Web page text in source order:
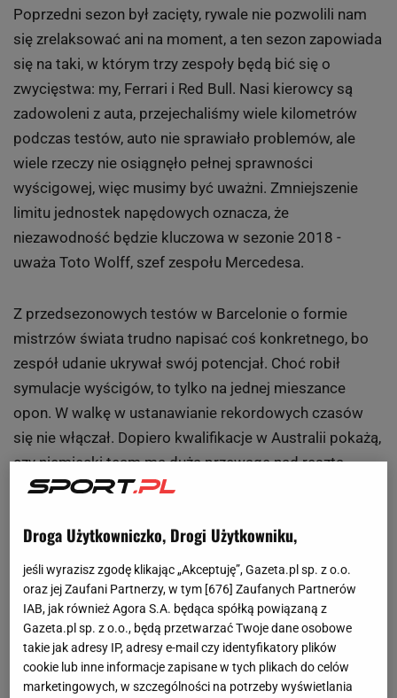
Poprzedni sezon był zacięty, rywale nie pozwolili nam
się zrelaksować ani na moment, a ten sezon zapowiada
się na taki, w którym trzy zespoły będą bić się o
zwycięstwa: my, Ferrari i Red Bull. Nasi kierowcy są
zadowoleni z auta, przejechaliśmy wiele kilometrów
podczas testów, auto nie sprawiało problemów, ale
wiele rzeczy nie osiągnęło pełnej sprawności
wyścigowej, więc musimy być uważni. Zmniejszenie
limitu jednostek napędowych oznacza, że
niezawodność będzie kluczowa w sezonie 2018 -
uważa Toto Wolff, szef zespołu Mercedesa.
Z przedsezonowych testów w Barcelonie o formie
mistrzów świata trudno napisać coś konkretnego, bo
zespół udanie ukrywał swój potencjał. Choć robił
symulacje wyścigów, to tylko na jednej mieszance
opon. W walkę w ustanawianie rekordowych czasów
się nie włączał. Dopiero kwalifikacje w Australii pokażą,
czy niemiecki team ma dużą przewagę nad resztą
stawki.
Poprzedni sezon pokazał, że z Mercedesem da się
wygrywać i to rywale są winni temu, że walka o tytuł nie
była do samego końca zacięta. Według tego, co mówią
kierowcy Mercedes odrobił jednak lekcje z
poprzedniego sezonu. Lewis Hamilton uważa, że auto
jest zdecydowanie lepsze od zeszłorocznego, na które
sporo narzekał. Brytyjczyk celuje w piąty tytuł
Droga Użytkowniczko, Drogi Użytkowniku,
jeśli wyrazisz zgodę klikając „Akceptuję”, Gazeta.pl sp. z o.o.
oraz jej Zaufani Partnerzy, w tym [676] Zaufanych Partnerów
IAB, jak również Agora S.A. będąca spółką powiązaną z
Gazeta.pl sp. z o.o., będą przetwarzać Twoje dane osobowe
takie jak adresy IP, adresy e-mail czy identyfikatory plików
cookie lub inne informacje zapisane w tych plikach do celów
marketingowych, w szczególności na potrzeby wyświetlania